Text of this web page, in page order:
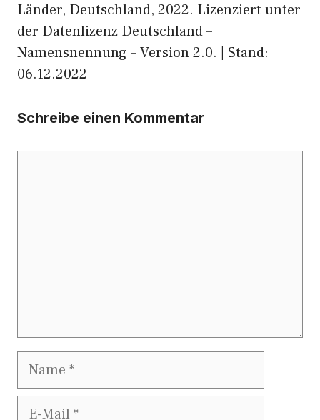
Länder, Deutschland, 2022. Lizenziert unter
der Datenlizenz Deutschland –
Namensnennung – Version 2.0. | Stand:
06.12.2022
Schreibe einen Kommentar
Name
E-